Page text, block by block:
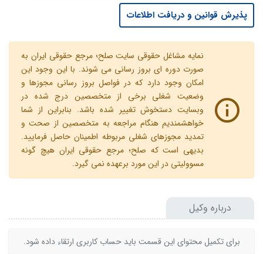
پذیرش قوانین و دریافت اطلاعات
نمایه مشاغل حقوقی سایت صلح؛ مرجع حقوقی ایران به
صورت دوره ای بروز رسانی می شوند. با این وجود این
امکان وجود دارد که در فواصل بروز رسانی مجوزها و
وضعیت شغلی برخی از متخصصین درج شده در
وبسایت دستخوش تغییر شده باشد. بنابراین از شما
خواهشمندیم هنگام مراجعه به متخصصین از صحت و
تمدید مجوزهای شغلی مربوطه اطمینان حاصل فرمایید.
بدیهی است که صلح؛ مرجع حقوقی ایران هیچ گونه
مسوولیتی در این مورد برعهده نمی گیرد.
درباره وکیل
برای تکمیل محتوای این قسمت باید حساب کاربری ارتقاء داده شود.